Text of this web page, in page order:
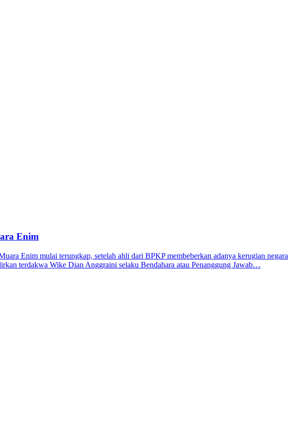
Enim
Enim mulai terungkap, setelah ahli dari BPKP membeberkan adanya kerugian negara
terdakwa Wike Dian Anggraini selaku Bendahara atau Penanggung Jawab…